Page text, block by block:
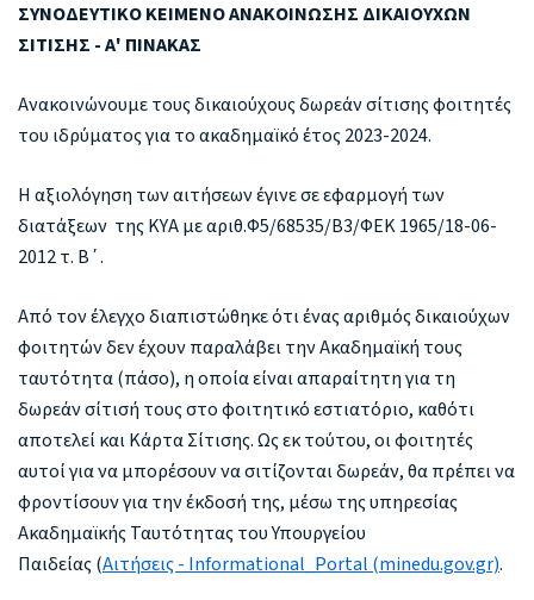
ΣΥΝΟΔΕΥΤΙΚΟ ΚΕΙΜΕΝΟ ΑΝΑΚΟΙΝΩΣΗΣ ΔΙΚΑΙΟΥΧΩΝ
ΣΙΤΙΣΗΣ - Α' ΠΙΝΑΚΑΣ
Ανακοινώνουμε τους δικαιούχους δωρεάν σίτισης φοιτητές
του ιδρύματος για το ακαδημαϊκό έτος 2023-2024.
Η αξιολόγηση των αιτήσεων έγινε σε εφαρμογή των
διατάξεων της ΚΥΑ με αριθ.Φ5/68535/Β3/ΦΕΚ 1965/18-06-
2012 τ. Β΄.
Από τον έλεγχο διαπιστώθηκε ότι ένας αριθμός δικαιούχων
φοιτητών δεν έχουν παραλάβει την Ακαδημαϊκή τους
ταυτότητα (πάσο), η οποία είναι απαραίτητη για τη
δωρεάν σίτισή τους στο φοιτητικό εστιατόριο, καθότι
αποτελεί και Κάρτα Σίτισης. Ως εκ τούτου, οι φοιτητές
αυτοί για να μπορέσουν να σιτίζονται δωρεάν, θα πρέπει να
φροντίσουν για την έκδοσή της, μέσω της υπηρεσίας
Ακαδημαϊκής Ταυτότητας του Υπουργείου
Παιδείας (Αιτήσεις - Informational_Portal (minedu.gov.gr).